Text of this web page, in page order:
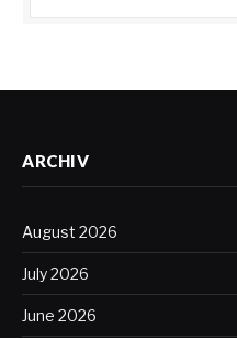
ARCHIV
August 2026
July 2026
June 2026